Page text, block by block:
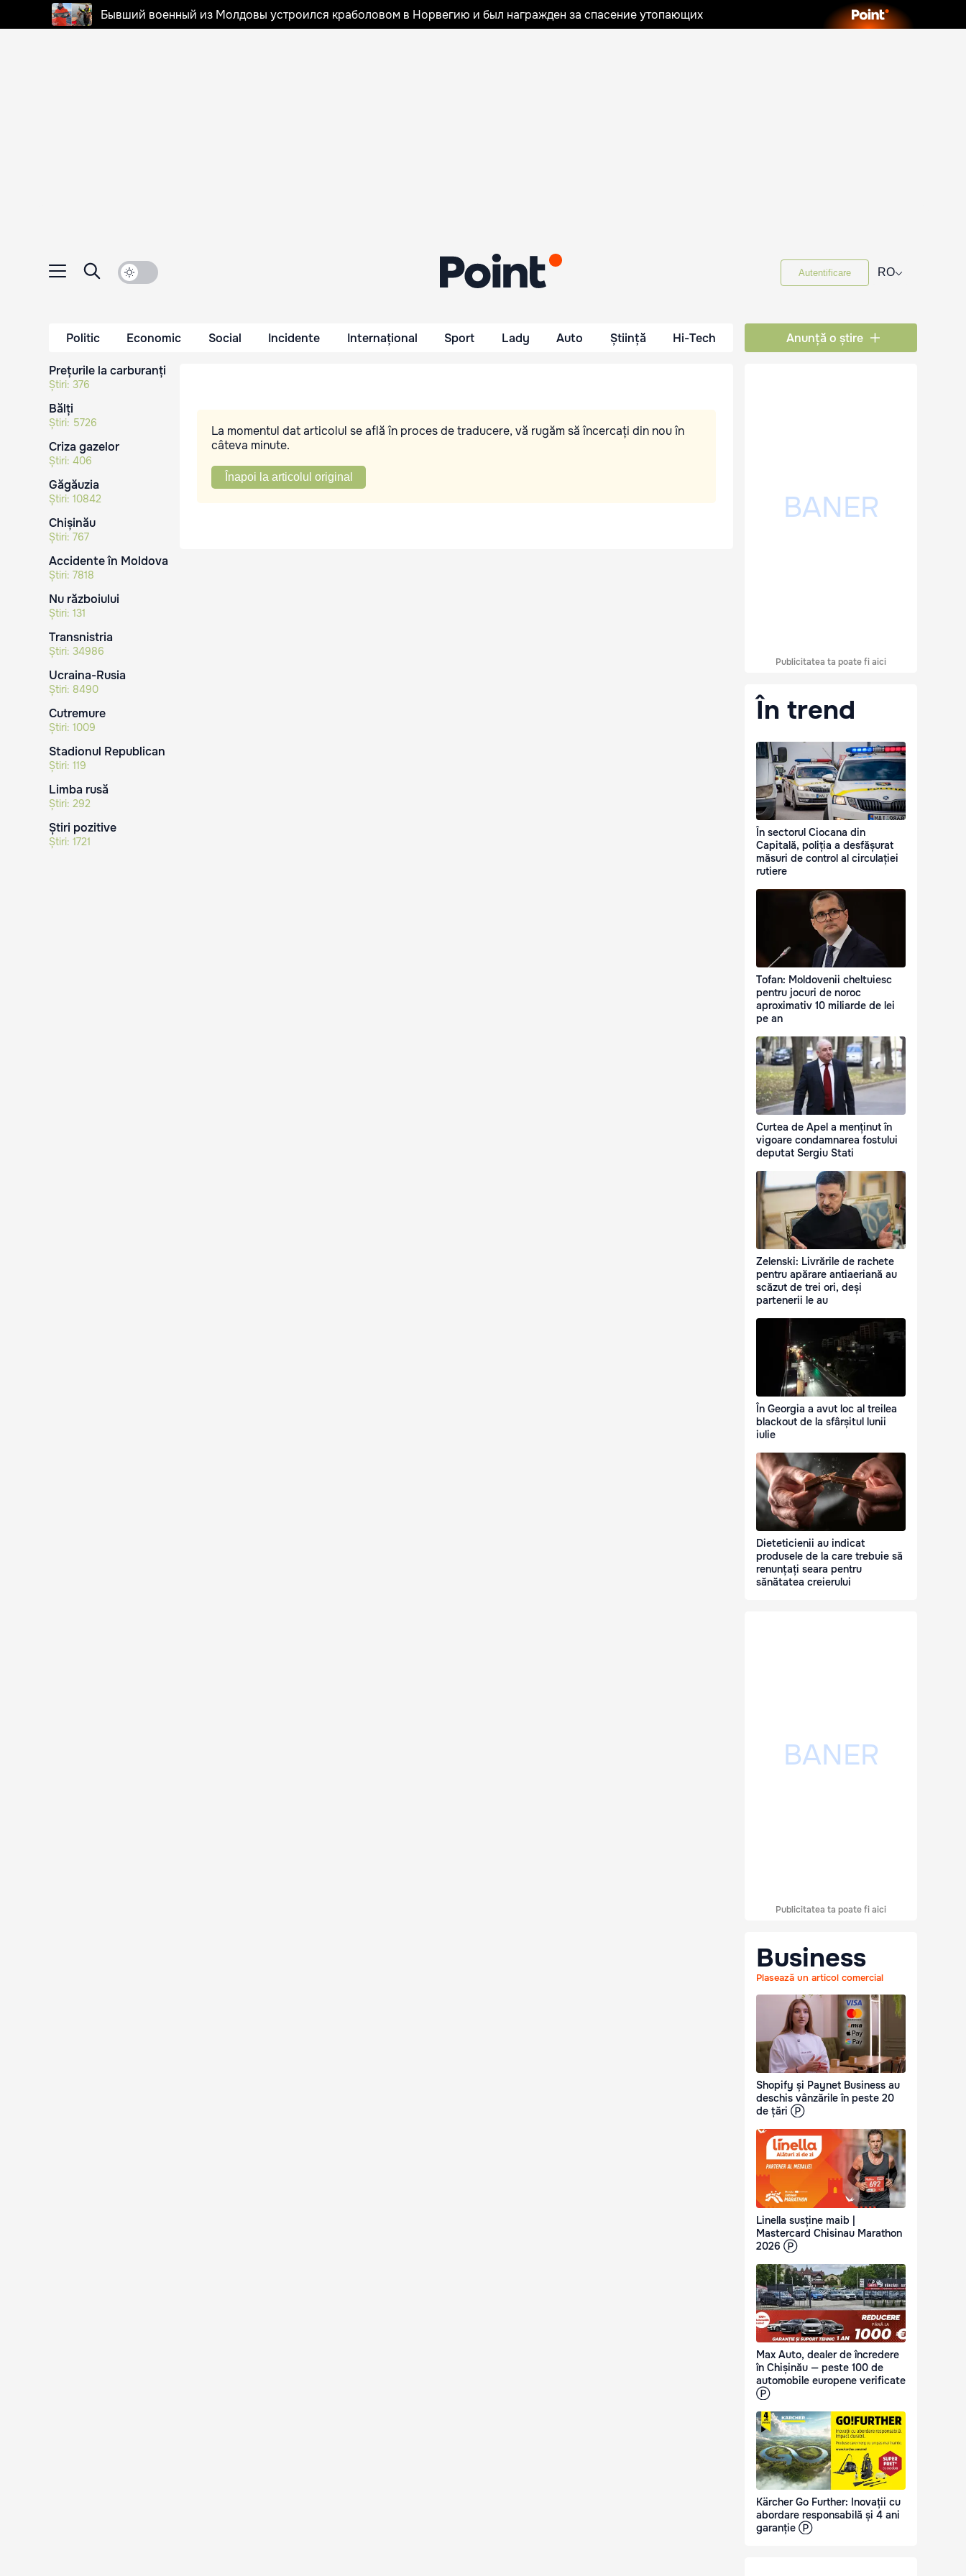
Бывший военный из Молдовы устроился краболовом в Норвегию и был награжден за спасение утопающих
Autentificare RO⌵
Politic Economic Social Incidente Internațional Sport Lady Auto Știință Hi-Tech Anunță o știre
Prețurile la carburanți
Știri: 376
Bălți
Știri: 5726
Criza gazelor
Știri: 406
Găgăuzia
Știri: 10842
Chișinău
Știri: 767
Accidente în Moldova
Știri: 7818
Nu războiului
Știri: 131
Transnistria
Știri: 34986
Ucraina-Rusia
Știri: 8490
Cutremure
Știri: 1009
Stadionul Republican
Știri: 119
Limba rusă
Știri: 292
Știri pozitive
Știri: 1721
La momentul dat articolul se află în proces de traducere, vă rugăm să încercați din nou în
câteva minute.
Înapoi la articolul original
Publicitatea ta poate fi aici
În trend
În sectorul Ciocana din
Capitală, poliția a desfășurat
măsuri de control al circulației
rutiere
Tofan: Moldovenii cheltuiesc
pentru jocuri de noroc
aproximativ 10 miliarde de lei
pe an
Curtea de Apel a menținut în
vigoare condamnarea fostului
deputat Sergiu Stati
Zelenski: Livrările de rachete
pentru apărare antiaeriană au
scăzut de trei ori, deși
partenerii le au
În Georgia a avut loc al treilea
blackout de la sfârșitul lunii
iulie
Dieteticienii au indicat
produsele de la care trebuie să
renunțați seara pentru
sănătatea creierului
Publicitatea ta poate fi aici
Business
Plasează un articol comercial
Shopify și Paynet Business au
deschis vânzările în peste 20
de țări Ⓟ
Linella susține maib |
Mastercard Chisinau Marathon
2026 Ⓟ
Max Auto, dealer de încredere
în Chișinău — peste 100 de
automobile europene verificate
Ⓟ
Kärcher Go Further: Inovații cu
abordare responsabilă și 4 ani
garanție Ⓟ